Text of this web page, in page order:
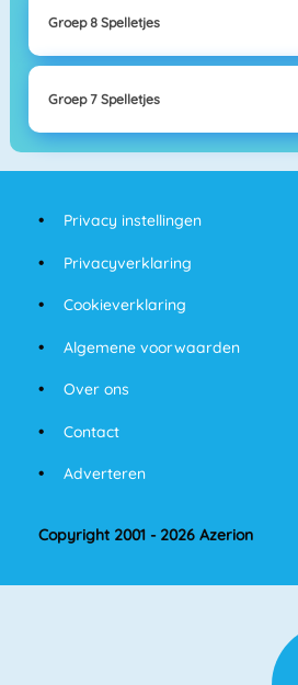
Groep 8 Spelletjes
Groep 7 Spelletjes
Privacy instellingen
Privacyverklaring
Cookieverklaring
Algemene voorwaarden
Over ons
Contact
Adverteren
Copyright 2001 - 2026 Azerion